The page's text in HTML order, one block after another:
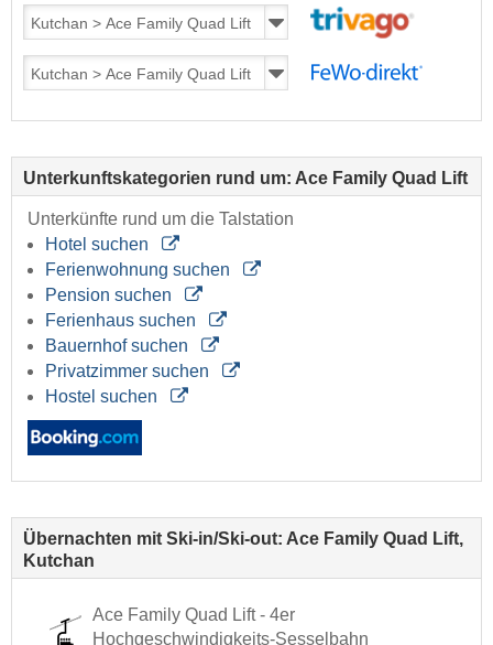
Unterkunftskategorien rund um: Ace Family Quad Lift
Unterkünfte rund um die Talstation
Hotel suchen
Ferienwohnung suchen
Pension suchen
Ferienhaus suchen
Bauernhof suchen
Privatzimmer suchen
Hostel suchen
Übernachten mit Ski-in/Ski-out: Ace Family Quad Lift,
Kutchan
Ace Family Quad Lift - 4er
Hochgeschwindigkeits-Sesselbahn